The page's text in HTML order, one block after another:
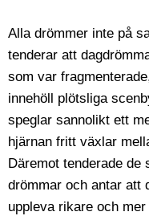
Alla drömmer inte på
tenderar att
som var
innehöll plötsliga
speglar sannolikt ett
hjärnan fritt växlar
Däremot tenderade
drömmar och antar att
uppleva rikare och